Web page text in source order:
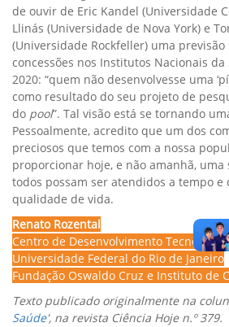
de ouvir de Eric Kandel (Universidade
Llinás (Universidade de Nova York) e
(Universidade Rockfeller) uma
concessões nos Institutos Nacionais da
2020: “quem não desenvolvesse uma
como resultado do seu projeto de
do pool”. Tal visão está se tornando
Pessoalmente, acredito que um dos
preciosos que temos com a nossa
proporcionar hoje, e não amanhã, uma
todos possam ser atendidos a tempo e
qualidade de vida.
Renato Rozental
Centro de Desenvolvimento Tecnológico
Universidade Federal do Rio de Janeiro
Fundação Oswaldo Cruz e Instituto de
Texto publicado originalmente na
Saúde', na revista Ciência Hoje n.º 379.